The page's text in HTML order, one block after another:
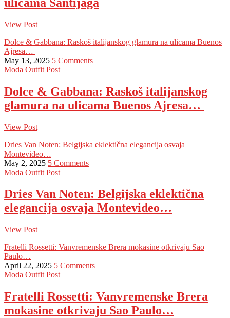
View Post
Dolce & Gabbana: Raskoš italijanskog glamura na ulicama Buenos
Ajresa…
May 13, 2025 5 Comments
Moda Outfit Post
Dolce & Gabbana: Raskoš italijanskog
glamura na ulicama Buenos Ajresa…
View Post
Dries Van Noten: Belgijska eklektična elegancija osvaja
Montevideo…
May 2, 2025 5 Comments
Moda Outfit Post
Dries Van Noten: Belgijska eklektična
elegancija osvaja Montevideo…
View Post
Fratelli Rossetti: Vanvremenske Brera mokasine otkrivaju Sao
Paulo…
April 22, 2025 5 Comments
Moda Outfit Post
Fratelli Rossetti: Vanvremenske Brera
mokasine otkrivaju Sao Paulo…